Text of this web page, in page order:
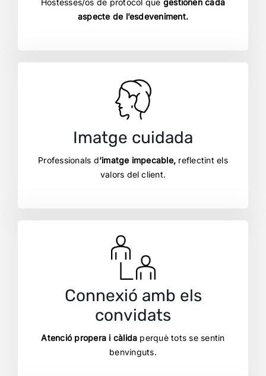
Hostesses/os de protocol que gestionen cada
aspecte de l’esdeveniment.
Imatge cuidada
Professionals d‘imatge impecable, reflectint els
valors del client.
Connexió amb els
convidats
Atenció propera i càlida perquè tots se sentin
benvinguts.